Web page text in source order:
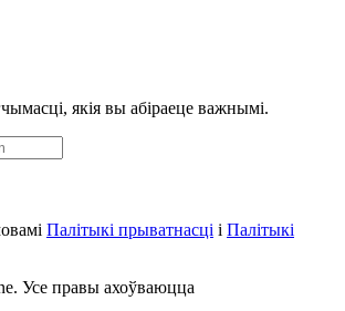
якія вы абіраеце важнымі.
Палітыкі прыватнасці і Палітыкі
Усе правы ахоўваюцца